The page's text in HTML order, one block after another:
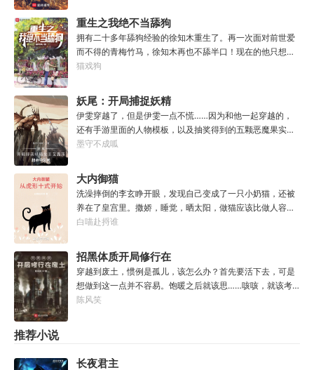
孩子抓了，把他们洗得白白净净的，这种羞辱让我悲愤欲
绝。奸奇：一切变化都是命运的一部分，但命运被那个混蛋
给打碎了。色孽：其实达奇已经被我腐化了，但我不敢告诉
他。………………达奇：前面忘了，后面也忘了，总之，让亚
板！加天赋！....【神勇无双】：高额免伤，使用长武器时力
量判定提升50%。【灵能-圣体】：巨量提升灵能量，灵能总
量越多，基础增幅越强。【序列-圣耀】：抗性巨量提升，获
得全新序列力量【神圣力】。....我，叶铭秋，没有开挂，只
是天赋异禀！
重生之我绝不当舔狗
拥有二十多年舔狗经验的徐知木重生了。再一次面对前世爱
而不得的青梅竹马，徐知木再也不舔半口！现在的他只想赚
点钱，去寻找自己真正的宝藏女孩，可是……“知木你最近怎
木，我的电脑又坏了，你再来帮我修修好不好。”“知木，我
想你了，给我一次机会好不好……”凌晨十二点收到信息的徐
知木陷入沉思。姑娘，怎么你成舔狗了？
猫戏狗
妖尾：开局捕捉妖精
女王艾露莎
伊雯穿越了，但是伊雯一点不慌……因为和他一起穿越的，
还有手游里面的人物模板，以及抽奖得到的五颗恶魔果实。
伊雯自认自己可以依靠首充六块得到的特殊体质，以及背包
双眼的伊雯看到了一头绯红色的巨龙。伊雯这才知道，这根
本就不是海贼王，是妖精的尾巴！开局捕捉艾露莎？开局被
艾琳捕捉！
墨守不成呱
大内御猫
洗澡摔倒的李玄睁开眼，发现自己变成了一只小奶猫，还被
养在了皇宫里。撒娇，睡觉，晒太阳，做猫应该比做人容易
吧？李玄本打算跟着自己身份高贵的小主受尽一生恩宠，享
都得散。那一夜，他只是多看了一眼，从此便走上了一条不
归路。【虎形十式：1%】李玄：呔！大内御猫在此，鼠辈还
不束手就擒！
白喵赴捋谁
招黑体质开局修行在
废土
穿越到废土，惯例是孤儿，该怎么办？首先要活下去，可是
想做到这一点并不容易。饱暖之后就该思……咳咳，就该考
虑怎么变强了，这更不容易。等曲涧磊开始逐渐变强，他意
陈风笑
推荐小说
长夜君主